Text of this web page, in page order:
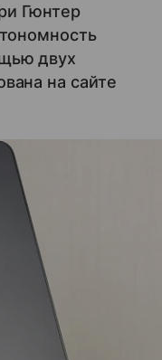
Гюнтер
двух
на сайте